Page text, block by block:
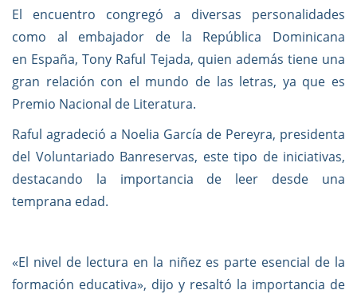
El encuentro congregó a diversas personalidades
como al embajador de la República Dominicana
en España, Tony Raful Tejada, quien además tiene una
gran relación con el mundo de las letras, ya que es
Premio Nacional de Literatura.
Raful agradeció a Noelia García de Pereyra, presidenta
del Voluntariado Banreservas, este tipo de iniciativas,
destacando la importancia de leer desde una
temprana edad.
«El nivel de lectura en la niñez es parte esencial de la
formación educativa», dijo y resaltó la importancia de